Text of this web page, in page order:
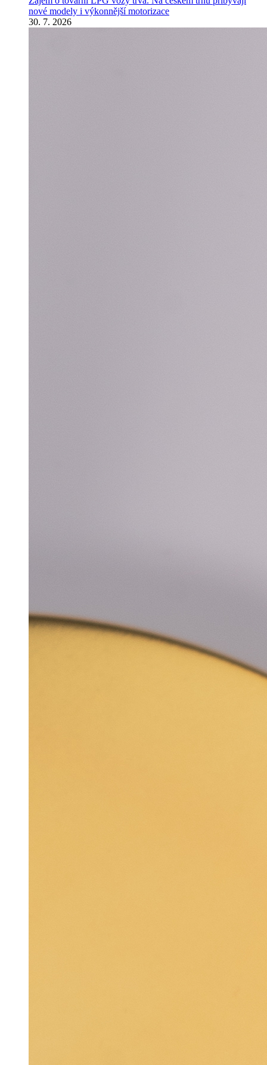
nové modely i výkonnější motorizace
30. 7. 2026